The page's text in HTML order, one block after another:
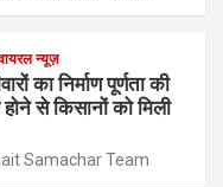
न्यूज़
का निर्माण पूर्णता की
से किसानों को मिली
Samachar Team